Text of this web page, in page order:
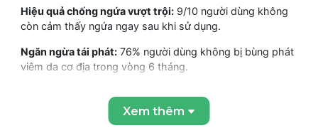
Hiệu quả chống ngứa vượt trội: 9/10 người dùng không
còn cảm thấy ngứa ngay sau khi sử dụng.
Ngăn ngừa tái phát: 76% người dùng không bị bùng phát
viêm da cơ địa trong vòng 6 tháng.
(Lipigenium™, Skin Barrier Therapy™) giúp khôi phục hệ vi
sinh vật và hàng rào lipid của da.
Xem thêm